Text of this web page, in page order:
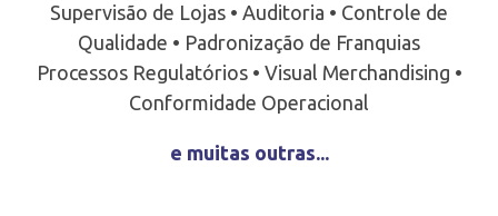
Supervisão de Lojas • Auditoria • Controle de
Qualidade • Padronização de Franquias
Processos Regulatórios • Visual Merchandising •
Conformidade Operacional
e muitas outras...